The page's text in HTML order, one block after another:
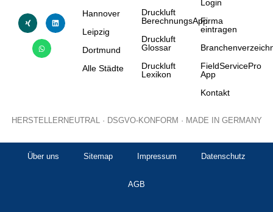
Hannover
Leipzig
Dortmund
Alle Städte
Druckluft
BerechnungsApp
Druckluft
Glossar
Druckluft
Lexikon
Login
Firma
eintragen
FieldServicePro
App
Kontakt
HERSTELLERNEUTRAL · DSGVO-KONFORM · MADE IN GERMANY
Über uns Sitemap Impressum Datenschutz
AGB